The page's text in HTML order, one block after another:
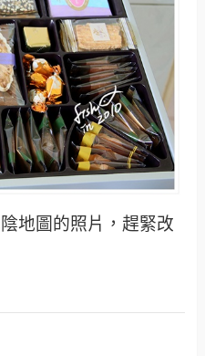
地圖的照片，趕緊改